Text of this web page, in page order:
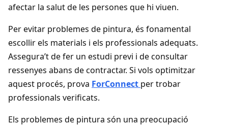
afectar la salut de les persones que hi viuen.
Per evitar problemes de pintura, és fonamental
escollir els materials i els professionals adequats.
Assegura’t de fer un estudi previ i de consultar
ressenyes abans de contractar. Si vols optimitzar
aquest procés, prova ForConnect per trobar
professionals verificats.
Els problemes de pintura són una preocupació